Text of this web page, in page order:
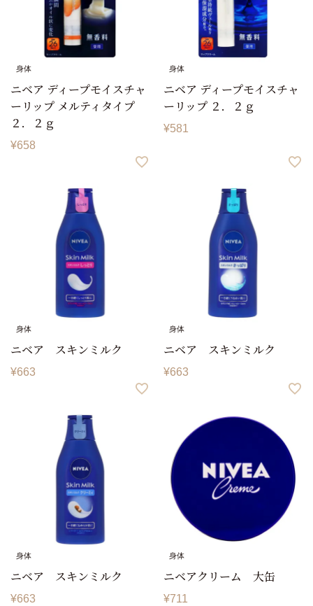
身体
ニベア ディープモイスチャ
ーリップ メルティタイプ
２．２ｇ
¥658
身体
ニベア ディープモイスチャ
ーリップ ２．２ｇ
¥581
身体
ニベア スキンミルク
¥663
身体
ニベア スキンミルク
¥663
身体
ニベア スキンミルク
¥663
身体
ニベアクリーム 大缶
¥711